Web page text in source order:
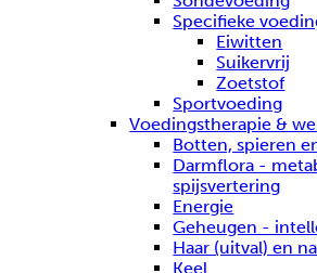
Specifieke
Eiwitten
Suikervrij
Zoetstof
Sportvoeding
Voedingstherapie &
Botten, spieren
Darmflora -
spijsvertering
Energie
Geheugen -
Haar (uitval) en
Keel